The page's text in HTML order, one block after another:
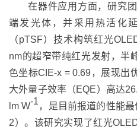
在器件应用方面，研究
端发光体，并采用热活化
（pTSF）技术构筑红光
nm的超窄带纯红光发射，半
色坐标CIE-x =0.69 ，展现出
大外量子效率（EQE）高达
lm W-1，是目前报道的性能
2）。该研究实现了红光